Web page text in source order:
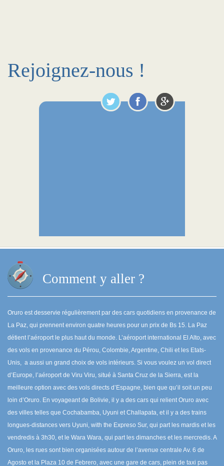
Rejoignez-nous !
Comment y aller ?
Oruro est desservie régulièrement par des cars quotidiens en provenance de
La Paz, qui prennent environ quatre heures pour un prix de Bs 15. La Paz
détient l’aéroport le plus haut du monde. L’aéroport international El Alto, avec
des vols en provenance du Pérou, Colombie, Argentine, Chili et les Etats-
Unis, a aussi un grand choix de vols intérieurs. Si vous voulez un vol direct
d’Europe, l’aéroport de Viru Viru, situé à Santa Cruz de la Sierra, est la
meilleure option avec des vols directs d’Espagne, bien que qu’il soit un peu
loin d’Oruro. En voyageant de Bolivie, il y a des cars qui relient Oruro avec
des villes telles que Cochabamba, Uyuni et Challapata, et il y a des trains
longues-distances vers Uyuni, with the Expreso Sur, qui part les mardis et les
vendredis à 3h30, et le Wara Wara, qui part les dimanches et les mercredis. A
Oruro, les rues sont bien organisées autour de l’avenue centrale Av. 6 de
Agosto et la Plaza 10 de Febrero, avec une gare de cars, plein de taxi pas